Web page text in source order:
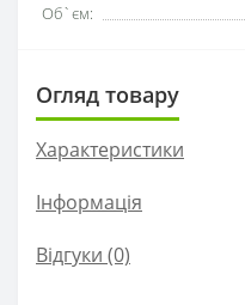
Об`єм:
Огляд товару
Характеристики
Інформація
Відгуки (0)